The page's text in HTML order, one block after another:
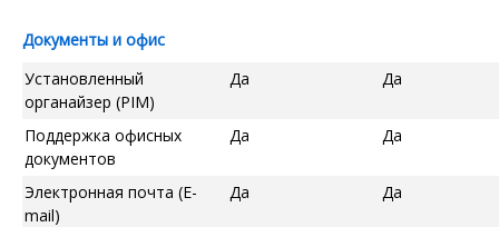
Документы и офис
Установленный
органайзер (PIM)
Да Да
Поддержка офисных
документов
Да Да
Электронная почта (E-
mail)
Да Да